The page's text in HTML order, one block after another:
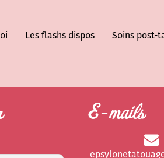
Les flashs dispos Soins post-
E-mails